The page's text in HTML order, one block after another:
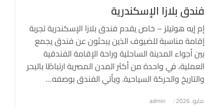
فندق بلازا الإسكندرية
إم إيه هوتيلز – خاص يقدم فندق بلازا الإسكندرية تجربة
إقامة مناسبة للضيوف الذين يبحثون عن فندق يجمع
بين أجواء المدينة الساحلية وراحة الإقامة الفندقية
العملية، في واحدة من أكثر المدن المصرية ارتباطًا بالبحر
والتاريخ والحركة السياحية. ويأتي الفندق بوصفه…
admin